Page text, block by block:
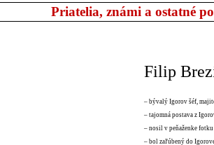
Priatelia, známi a ostatné
Filip
– bývalý Igorov šéf,
– tajomná postava z
– nosil v peňaženke
– bol zaľúbený do